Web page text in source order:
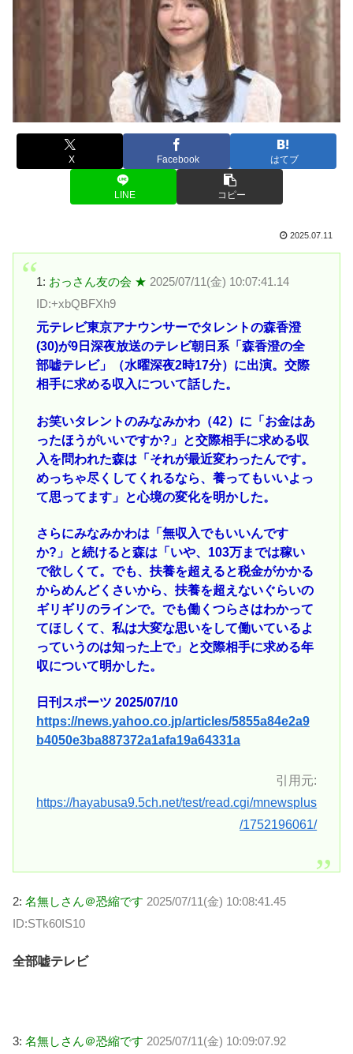
X Facebook はてブ
LINE コピー
2025.07.11
1: おっさん友の会 ★ 2025/07/11(金) 10:07:41.14
ID:+xbQBFXh9
元テレビ東京アナウンサーでタレントの森香澄
(30)が9日深夜放送のテレビ朝日系「森香澄の全
部嘘テレビ」（水曜深夜2時17分）に出演。交際
相手に求める収入について話した。
お笑いタレントのみなみかわ（42）に「お金はあ
ったほうがいいですか?」と交際相手に求める収
入を問われた森は「それが最近変わったんです。
めっちゃ尽くしてくれるなら、養ってもいいよっ
て思ってます」と心境の変化を明かした。
さらにみなみかわは「無収入でもいいんです
か?」と続けると森は「いや、103万までは稼い
で欲しくて。でも、扶養を超えると税金がかかる
からめんどくさいから、扶養を超えないぐらいの
ギリギリのラインで。でも働くつらさはわかって
てほしくて、私は大変な思いをして働いているよ
っていうのは知った上で」と交際相手に求める年
収について明かした。
日刊スポーツ 2025/07/10
https://news.yahoo.co.jp/articles/5855a84e2a9
b4050e3ba887372a1afa19a64331a
引用元:
https://hayabusa9.5ch.net/test/read.cgi/mnewsplus
/1752196061/
2: 名無しさん＠恐縮です 2025/07/11(金) 10:08:41.45
ID:STk60IS10
全部嘘テレビ
3: 名無しさん＠恐縮です 2025/07/11(金) 10:09:07.92